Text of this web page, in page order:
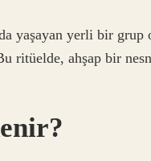
yaşayan yerli bir
ritüelde, ahşap bir